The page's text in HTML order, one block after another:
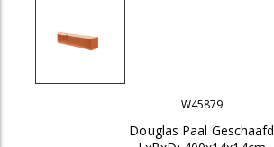
W45879
Douglas Paal Geschaafd